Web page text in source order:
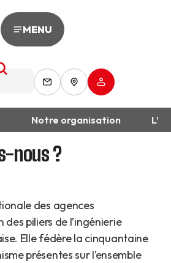
MENU
Notre organisation
nous ?
des agences
des piliers de l’ingénierie
Elle fédère la cinquantaine
présentes sur l’ensemble